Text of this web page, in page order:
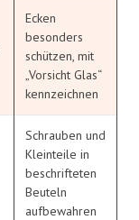
Ecken
besonders
schützen, mit
„Vorsicht Glas“
kennzeichnen
Schrauben und
Kleinteile in
beschrifteten
Beuteln
aufbewahren